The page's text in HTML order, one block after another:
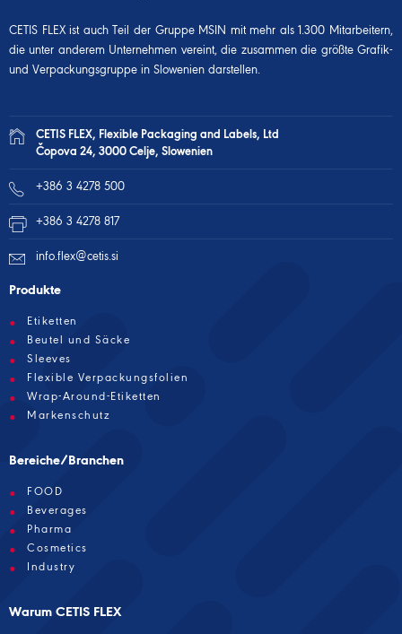
CETIS FLEX ist auch Teil der Gruppe MSIN mit mehr als 1.300 Mitarbeitern,
die unter anderem Unternehmen vereint, die zusammen die größte Grafik-
und Verpackungsgruppe in Slowenien darstellen.
CETIS FLEX, Flexible Packaging and Labels, Ltd
Čopova 24, 3000 Celje, Slowenien
+386 3 4278 500
+386 3 4278 817
info.flex@cetis.si
Produkte
Etiketten
Beutel und Säcke
Sleeves
Flexible Verpackungsfolien
Wrap-Around-Etiketten
Markenschutz
Bereiche/Branchen
FOOD
Beverages
Pharma
Cosmetics
Industry
Warum CETIS FLEX